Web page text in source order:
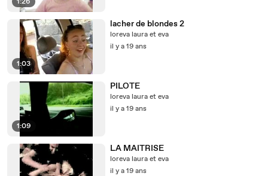
1:03
lacher de blondes 2
loreva laura et eva
il y a 19 ans
1:09
PILOTE
loreva laura et eva
il y a 19 ans
LA MAITRISE
loreva laura et eva
il y a 19 ans